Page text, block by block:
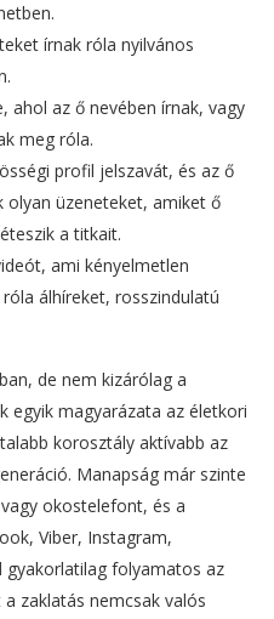
írnak róla nyilvános
ahol az ő nevében írnak, vagy
meg róla.
profil jelszavát, és az ő
olyan üzeneteket, amiket ő
a titkait.
ami kényelmetlen
álhíreket, rosszindulatú
de nem kizárólag a
egyik magyarázata az életkori
korosztály aktívabb az
Manapság már szinte
okostelefont, és a
Viber, Instagram,
gyakorlatilag folyamatos az
zaklatás nemcsak valós